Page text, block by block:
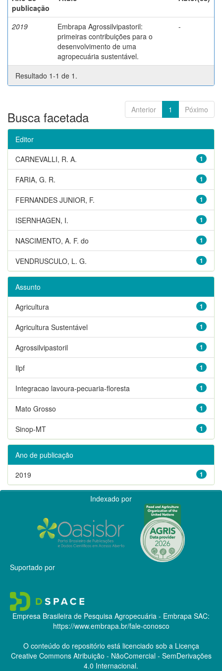
publicação
2019
Embrapa Agrossilvipastoril:
primeiras contribuições para o
desenvolvimento de uma
agropecuária sustentável.
-
Resultado 1-1 de 1.
Anterior 1 Póximo
Busca facetada
Editor
1
CARNEVALLI, R. A.
1
FARIA, G. R.
1
FERNANDES JUNIOR, F.
1
ISERNHAGEN, I.
1
NASCIMENTO, A. F. do
1
VENDRUSCULO, L. G.
Assunto
1
Agricultura
1
Agricultura Sustentável
1
Agrossilvipastoril
1
Ilpf
1
Integracao lavoura-pecuaria-floresta
1
Mato Grosso
1
Sinop-MT
Ano de publicação
1
2019
Indexado por
Suportado por
Empresa Brasileira de Pesquisa Agropecuária - Embrapa SAC:
https://www.embrapa.br/fale-conosco
O conteúdo do repositório está licenciado sob a Licença
Creative CommonsAtribuição - NãoComercial - SemDerivações
4.0 Internacional.